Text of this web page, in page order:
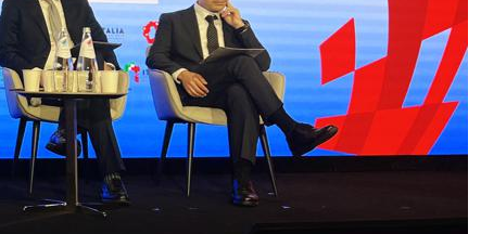
Roma-Madrid, “divorzio” all’italiana
per colpa di Schengen. Adelante
Meloni: “L’accordo resta sospeso,
no a diktat”. Il 15 agosto la resa dei
conti